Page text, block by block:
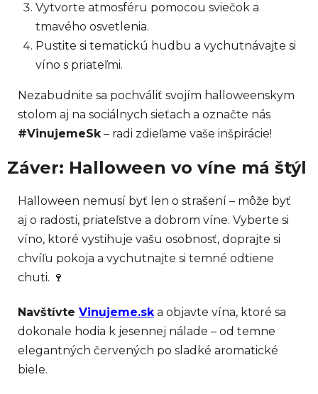
Vytvorte atmosféru pomocou sviečok a
tmavého osvetlenia.
Pustite si tematickú hudbu a vychutnávajte si
víno s priateľmi.
Nezabudnite sa pochváliť svojím halloweenskym
stolom aj na sociálnych sieťach a označte nás
#VinujemeSk– radi zdieľame vaše inšpirácie!
Záver: Halloween vo víne má štýl
Halloween nemusí byť len o strašení – môže byť
aj o radosti, priateľstve a dobrom víne. Vyberte si
víno, ktoré vystihuje vašu osobnosť, doprajte si
chvíľu pokoja a vychutnajte si temné odtiene
chuti. 🍷
Navštívte Vinujeme.ska objavte vína, ktoré sa
dokonale hodia k jesennej nálade – od temne
elegantných červených po sladké aromatické
biele.